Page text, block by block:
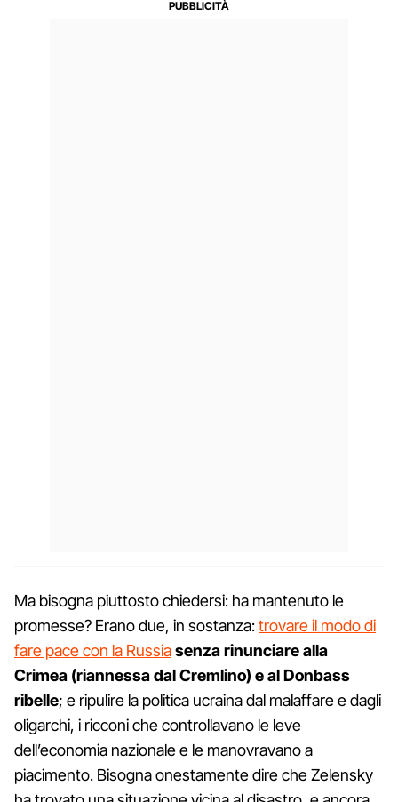
Ma bisogna piuttosto chiedersi: ha mantenuto le
promesse? Erano due, in sostanza:trovare il modo di
fare pace con la Russiasenza rinunciare alla
Crimea (riannessa dal Cremlino) e al Donbass
ribelle; e ripulire la politica ucraina dal malaffare e dagli
oligarchi, i ricconi che controllavano le leve
dell’economia nazionale e le manovravano a
piacimento. Bisogna onestamente dire che Zelensky